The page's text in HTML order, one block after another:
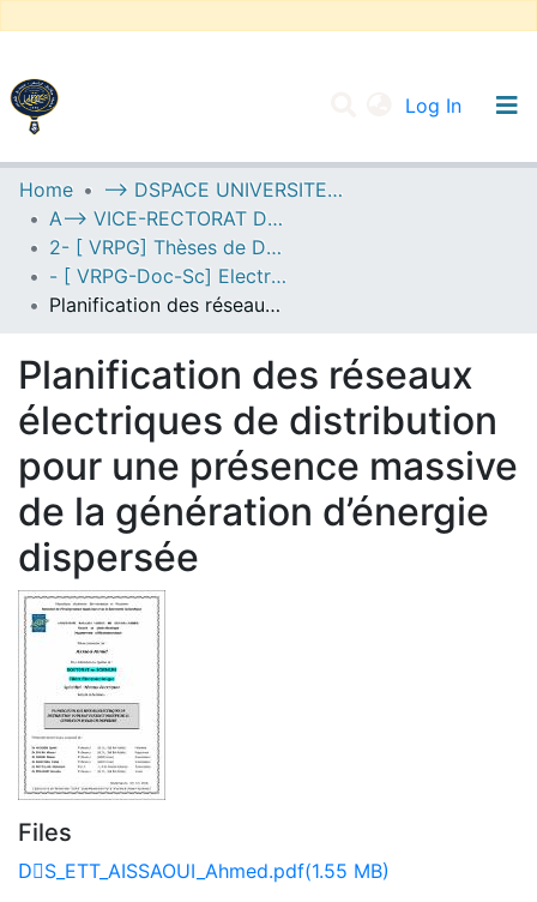
Log In
UNIVERSITY OF D.L SIDI BEL ABBES
Communities & Collections
All of DSpace
Statistics
Home
--> DSPACE UNIVERSITE DJILALLI LIABES DE SIDI BEL ABBES
A--> VICE-RECTORAT DE LA POST-GRADUATION
2- [ VRPG] Thèses de Doctorat en Sciences
- [ VRPG-Doc-Sc] Electrotechnique --- كهروتقني
Planification des réseaux électriques de distribution pour une présence massive de la génération d’énergie dispersée
Planification des réseaux
électriques de distribution
pour une présence massive
de la génération d’énergie
dispersée
Files
DٍS_ETT_AISSAOUI_Ahmed.pdf(1.55 MB)